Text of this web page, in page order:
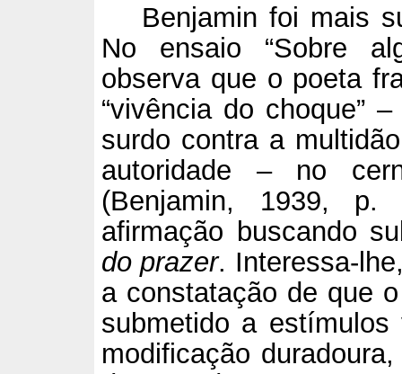
Benjamin foi mais
No ensaio “Sobre
observa que o poeta
“vivência do choque”
surdo contra a
autoridade – no
(Benjamin, 1939, p.
afirmação buscando
do prazer. Interessa-
a constatação de que
submetido a
modificação